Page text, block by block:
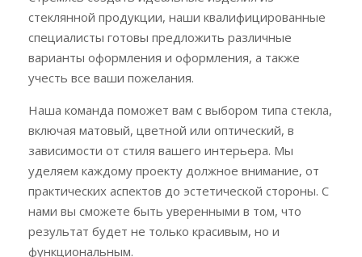
стеклянной продукции, наши квалифицированные
специалисты готовы предложить различные
варианты оформления и оформления, а также
учесть все ваши пожелания.
Наша команда поможет вам с выбором типа стекла,
включая матовый, цветной или оптический, в
зависимости от стиля вашего интерьера. Мы
уделяем каждому проекту должное внимание, от
практических аспектов до эстетической стороны. С
нами вы сможете быть уверенными в том, что
результат будет не только красивым, но и
функциональным.